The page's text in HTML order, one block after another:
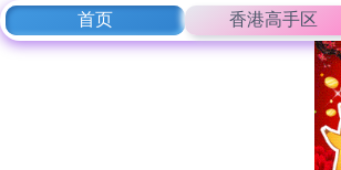
首页 香港高手区